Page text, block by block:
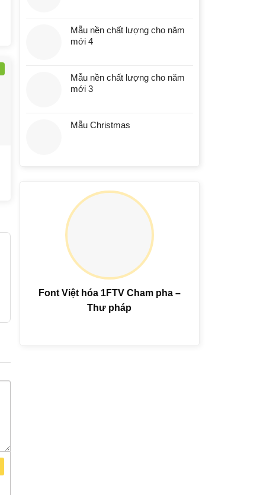
Mẫu nền chất lượng cho năm
mới 4
Mẫu nền chất lượng cho năm
mới 3
Mẫu Christmas
Font Việt hóa 1FTV Cham pha –
Thư pháp